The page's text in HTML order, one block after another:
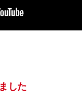
した